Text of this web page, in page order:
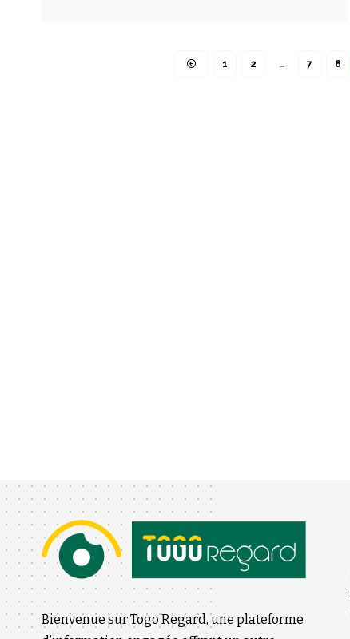
1 2 … 7 8
Bienvenue sur Togo Regard, une plateforme